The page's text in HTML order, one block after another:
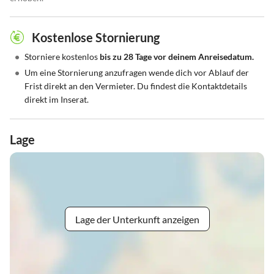
Kostenlose Stornierung
• Storniere kostenlos bis zu 28 Tage vor deinem Anreisedatum.
• Um eine Stornierung anzufragen wende dich vor Ablauf der
Frist direkt an den Vermieter. Du findest die Kontaktdetails
direkt im Inserat.
Lage
Lage der Unterkunft anzeigen